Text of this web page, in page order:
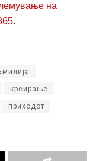
на
.
креирање
приходот